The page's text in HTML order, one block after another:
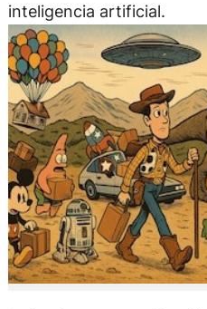
inteligencia artificial.